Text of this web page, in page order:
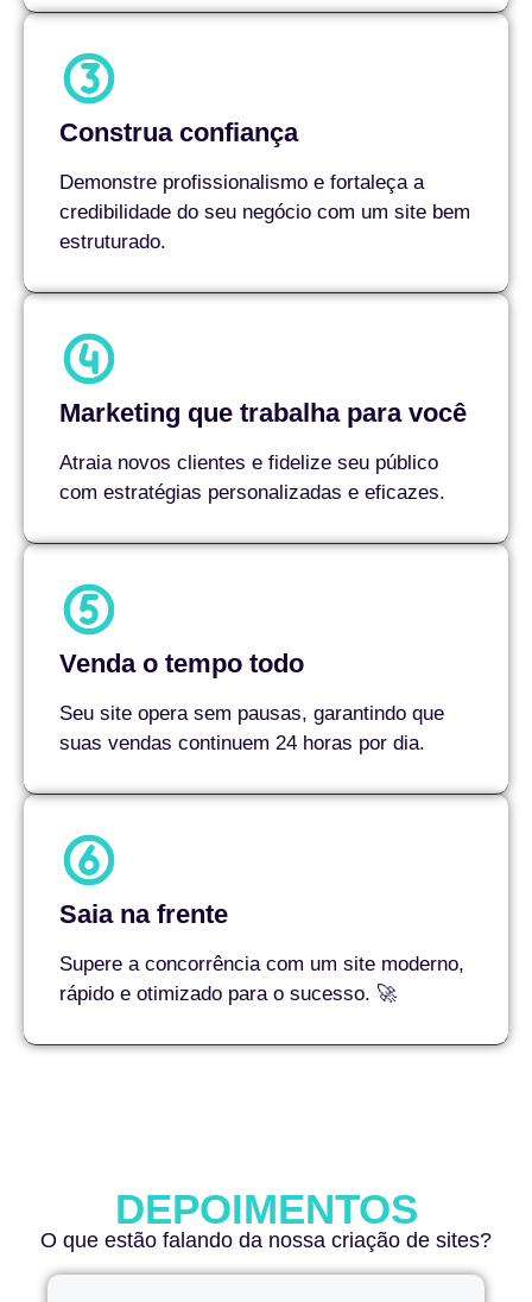
Construa confiança
Demonstre profissionalismo e fortaleça a
credibilidade do seu negócio com um site bem
estruturado.
Marketing que trabalha para você
Atraia novos clientes e fidelize seu público
com estratégias personalizadas e eficazes.
Venda o tempo todo
Seu site opera sem pausas, garantindo que
suas vendas continuem 24 horas por dia.
Saia na frente
Supere a concorrência com um site moderno,
rápido e otimizado para o sucesso. 🚀
DEPOIMENTOS
O que estão falando da nossa criação de sites?